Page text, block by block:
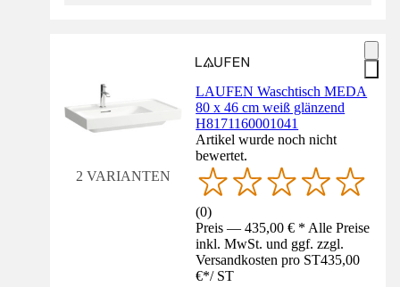
2 VARIANTEN
LAUFEN Waschtisch MEDA
80 x 46 cm weiß glänzend
H8171160001041
Artikel wurde noch nicht
bewertet.
(0)
Preis — 435,00 € * Alle Preise
inkl. MwSt. und ggf. zzgl.
Versandkosten pro ST435,00
€*/ ST